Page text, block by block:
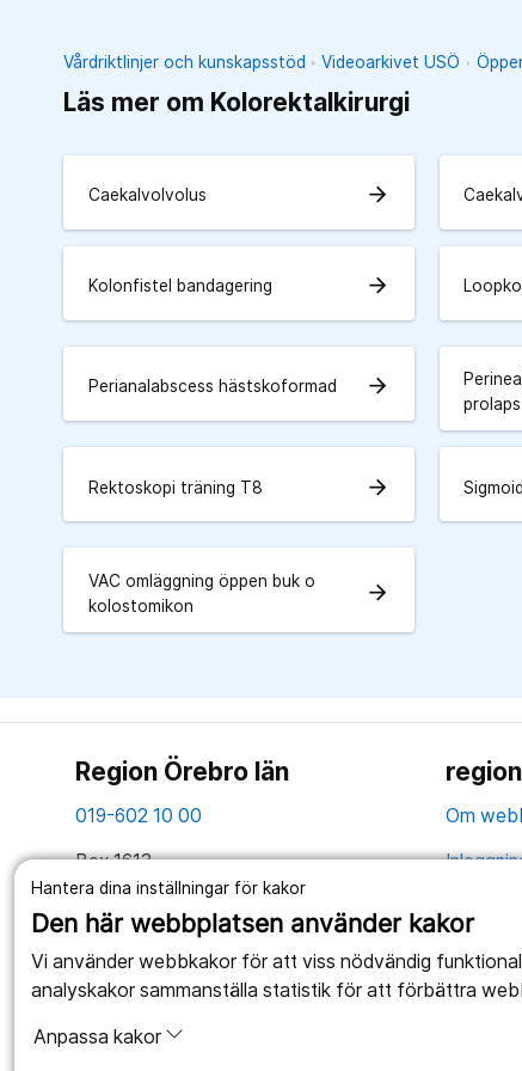
Hantera dina inställningar för kakor
Den här webbplatsen använder kakor
Vi använder webbkakor för att viss nödvändig
analyskakor sammanställa statistik för att förbättra
Anpassa kakor
Vårdriktlinjer och kunskapsstöd Videoarkivet USÖ
Läs mer om Kolorektalkirurgi
Caekalvolvolus arrow_forward
Kolonfistel bandagering arrow_forward
Perianalabscess hästskoformad arrow_forward
prolaps
Rektoskopi träning T8 arrow_forward
VAC omläggning öppen buk o
kolostomikon
arrow_forward
Region Örebro län
019-602 10 00
Box 1613
701 16 Örebro
Tillsammans skapar vi ett bättre liv
Om